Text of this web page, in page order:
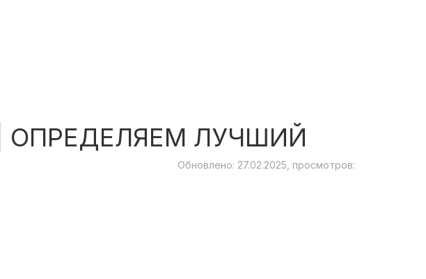
ОПРЕДЕЛЯЕМ ЛУЧШИЙ
Обновлено: 27.02.2025, просмотров: